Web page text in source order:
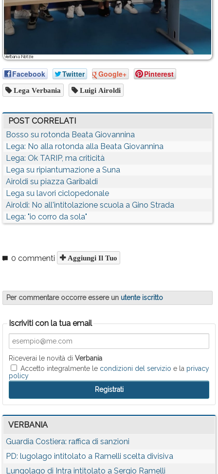
Facebook Twitter Google+ Pinterest
Lega Verbania Luigi Airoldi
POST CORRELATI
Bosso su rotonda Beata Giovannina
Lega: No alla rotonda alla Beata Giovannina
Lega: Ok TARIP, ma criticità
Lega su ripiantumazione a Suna
Airoldi su piazza Garibaldi
Lega su lavori ciclopedonale
Airoldi: No all'intitolazione scuola a Gino Strada
Lega: "io corro da sola"
0 commenti Aggiungi Il Tuo
Per commentare occorre essere un utente iscritto
Iscriviti con la tua email
Riceverai le novità di Verbania
Accetto integralmente le condizioni del servizio e la privacy
policy
VERBANIA
Guardia Costiera: raffica di sanzioni
PD: lugolago intitolato a Ramelli scelta divisiva
Lungolago di Intra intitolato a Sergio Ramelli